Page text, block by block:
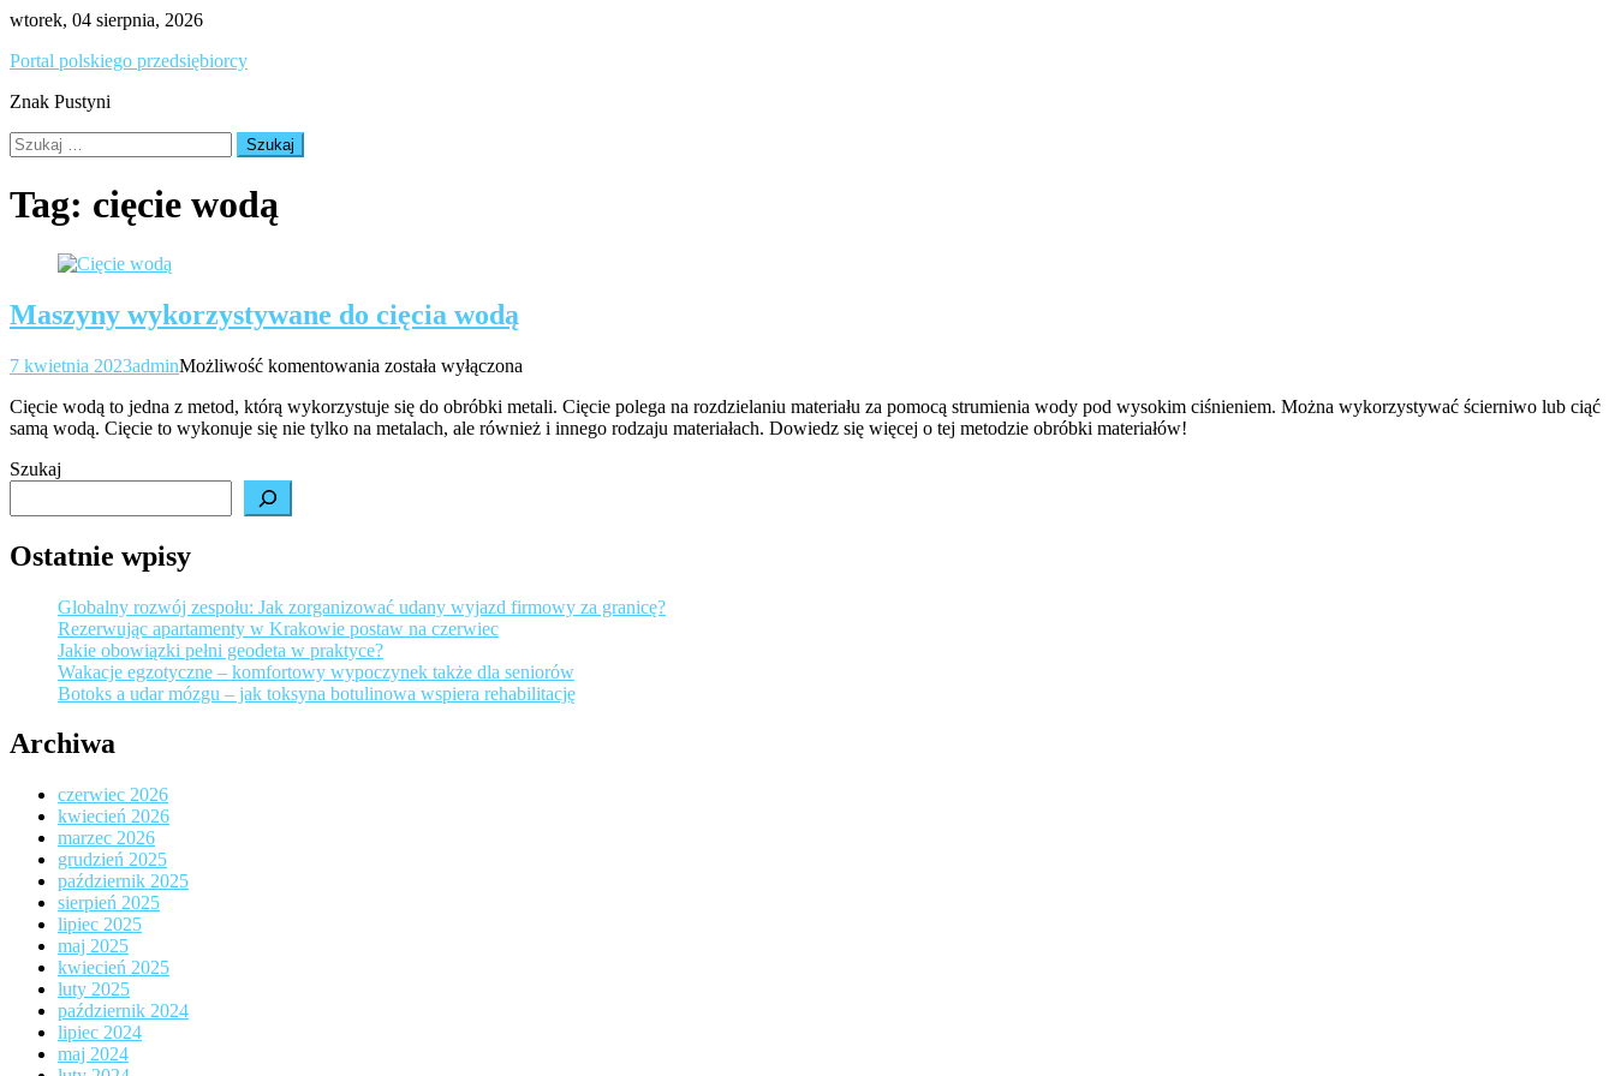
Skip
content
wtorek, 04 sierpnia, 2026
Portal polskiego przedsiębiorcy
Znak Pustyni
Szukaj:
Tag: cięcie wodą
Maszyny wykorzystywane do cięcia wodą
7 kwietnia 2023adminMożliwość komentowania Maszyny
do
cięcia
została wyłączona
Cięcie wodą to jedna z metod, którą wykorzystuje się do obróbki metali. Cięcie polega na rozdzielaniu materiału za pomocą strumienia wody pod wysokim ciśnieniem. Można wykorzystywać ścierniwo lub ciąć
samą wodą. Cięcie to wykonuje się nie tylko na metalach, ale również i innego rodzaju materiałach. Dowiedz się więcej o tej metodzie obróbki materiałów!
Szukaj
Ostatnie wpisy
Globalny rozwój zespołu: Jak zorganizować udany wyjazd firmowy za granicę?
Rezerwując apartamenty w Krakowie postaw na czerwiec
Jakie obowiązki pełni geodeta w praktyce?
Wakacje egzotyczne – komfortowy wypoczynek także dla seniorów
Botoks a udar mózgu – jak toksyna botulinowa wspiera rehabilitację
Archiwa
czerwiec 2026
kwiecień 2026
marzec 2026
grudzień 2025
październik 2025
sierpień 2025
lipiec 2025
maj 2025
kwiecień 2025
luty 2025
październik 2024
lipiec 2024
maj 2024